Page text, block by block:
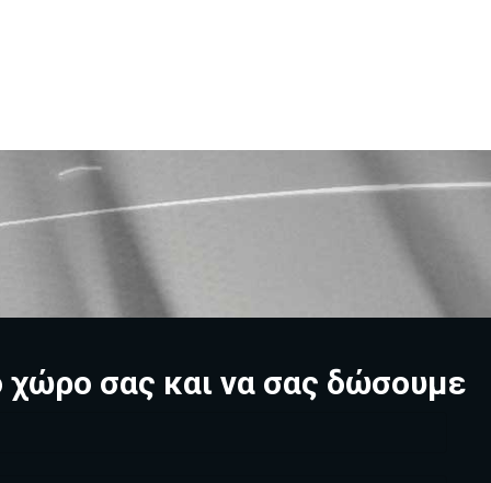
χώρο σας και να σας δώσουμε